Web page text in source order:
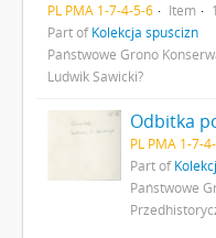
PL PMA 1-7-4-5-6 Item
Part ofKolekcja spuścizn
Państwowe Grono
Ludwik Sawicki?
PL PMA 1-7-
Part of
Państwowe